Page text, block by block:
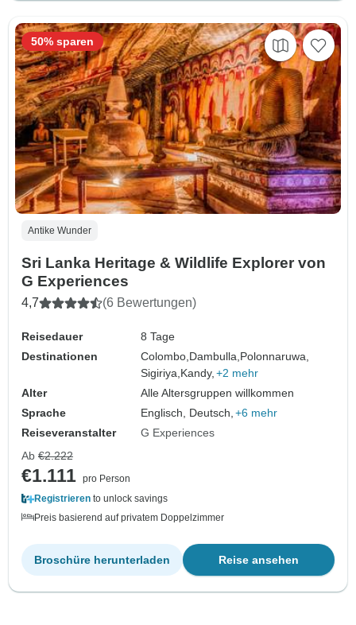
Antike Wunder
Sri Lanka Heritage & Wildlife Explorer von
G Experiences
4,7 (6 Bewertungen)
Reisedauer
8 Tage
Destinationen
Colombo, Dambulla, Polonnaruwa,
Sigiriya, Kandy, +2 mehr
Alter
Alle Altersgruppen willkommen
Sprache
Englisch, Deutsch, +6 mehr
Reiseveranstalter
G Experiences
50% sparen
Ab €2.222
€1.111 pro Person
Registrieren to unlock savings
Preis basierend auf privatem Doppelzimmer
Reise ansehen
Broschüre herunterladen